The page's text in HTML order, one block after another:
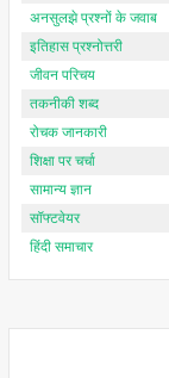
अनसुलझे प्रश्नों के जवाब
इतिहास प्रश्नोत्तरी
जीवन परिचय
तकनीकी शब्द
रोचक जानकारी
शिक्षा पर चर्चा
सामान्य ज्ञान
सॉफ्टवेयर
हिंदी समाचार